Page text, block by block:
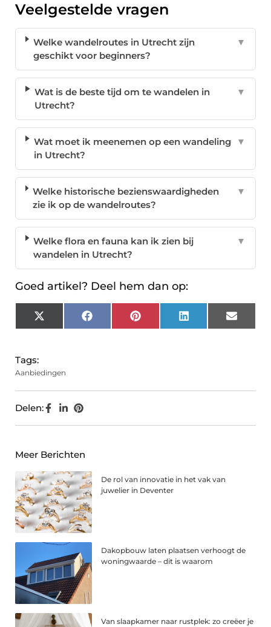
Veelgestelde vragen
Welke wandelroutes in Utrecht zijn
geschikt voor beginners?
▼
Wat is de beste tijd om te wandelen in
Utrecht?
▼
Wat moet ik meenemen op een wandeling
in Utrecht?
▼
Welke historische bezienswaardigheden
zie ik op de wandelroutes?
▼
Welke flora en fauna kan ik zien bij
wandelen in Utrecht?
▼
Goed artikel? Deel hem dan op:
X
(Twitter)
FacebookPinterest LinkedIn Email
Tags:
Aanbiedingen
Delen:
Meer Berichten
De rol van innovatie in het vak van
juwelier in Deventer
Dakopbouw laten plaatsen verhoogt de
woningwaarde – dit is waarom
Van slaapkamer naar rustplek: zo creëer je